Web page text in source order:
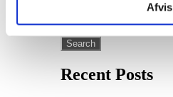
Afvis
Search for:
Recent Posts